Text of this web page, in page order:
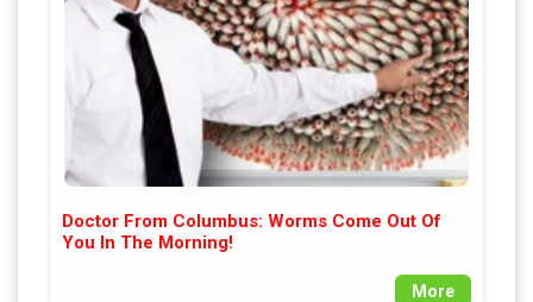
Doctor From Columbus: Worms Come Out Of
You In The Morning!
More